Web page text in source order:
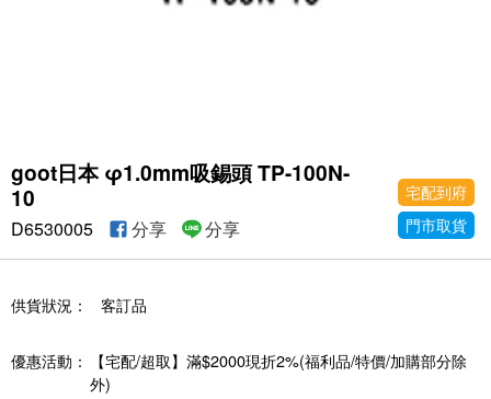
goot日本 φ1.0mm吸錫頭 TP-100N-
10
宅配到府
門市取貨
D6530005 分享 分享
供貨狀況： 客訂品
優惠活動：
【宅配/超取】滿$2000現折2%(福利品/特價/加購部分除
外)